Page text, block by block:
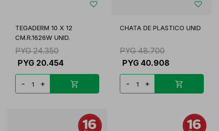
TEGADERM 10 X 12
CM.R.1626W UNID.
PYG 24.350
PYG 20.454
- +
CHATA DE PLASTICO UNID
PYG 48.700
PYG 40.908
- +